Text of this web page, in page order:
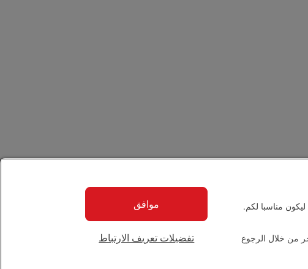
مناسبا لكم.
من خلال الرجوع
تفضيلات تعريف الارتباط
موافق